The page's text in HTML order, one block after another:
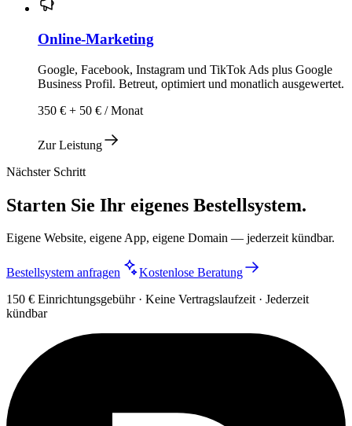
Online-Marketing
Google, Facebook, Instagram und TikTok Ads plus Google
Business Profil. Betreut, optimiert und monatlich ausgewertet.
350 € + 50 € / Monat
Zur Leistung
Nächster Schritt
Starten Sie Ihr eigenes Bestellsystem.
Eigene Website, eigene App, eigene Domain — jederzeit kündbar.
Bestellsystem anfragen
Kostenlose Beratung
150 € Einrichtungsgebühr · Keine Vertragslaufzeit · Jederzeit
kündbar